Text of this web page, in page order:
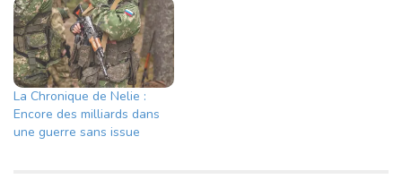
La Chronique de Nelie :
Encore des milliards dans
une guerre sans issue